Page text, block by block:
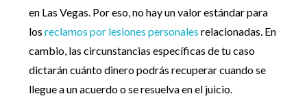
en Las Vegas. Por eso, no hay un valor estándar para
losreclamos por lesiones personales relacionadas. En
cambio, las circunstancias específicas de tu caso
dictarán cuánto dinero podrás recuperar cuando se
llegue a un acuerdo o se resuelva en el juicio.